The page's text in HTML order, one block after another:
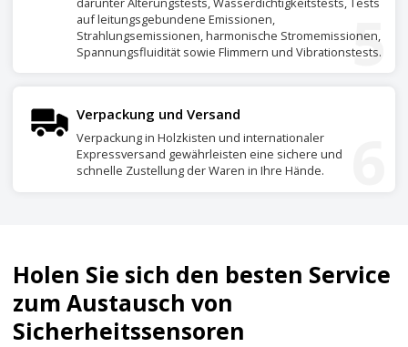
auf leitungsgebundene Emissionen,
Strahlungsemissionen, harmonische Stromemissionen,
Spannungsfluidität sowie Flimmern und Vibrationstests.
5
Verpackung und Versand
Verpackung in Holzkisten und internationaler
Expressversand gewährleisten eine sichere und
schnelle Zustellung der Waren in Ihre Hände.
Holen Sie sich den besten Service
zum Austausch von
Sicherheitssensoren